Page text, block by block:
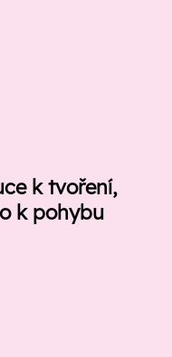
k tvoření,
k pohybu